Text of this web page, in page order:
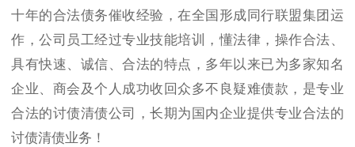
十年的合法债务催收经验，在全国形成同行联盟集团运
作，公司员工经过专业技能培训，懂法律，操作合法、
具有快速、诚信、合法的特点，多年以来已为多家知名
企业、商会及个人成功收回众多不良疑难债款，是专业
合法的讨债清债公司，长期为国内企业提供专业合法的
讨债清债业务！